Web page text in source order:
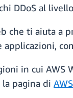
DDoS al
che ti aiuta
in cui AWS
pagina di